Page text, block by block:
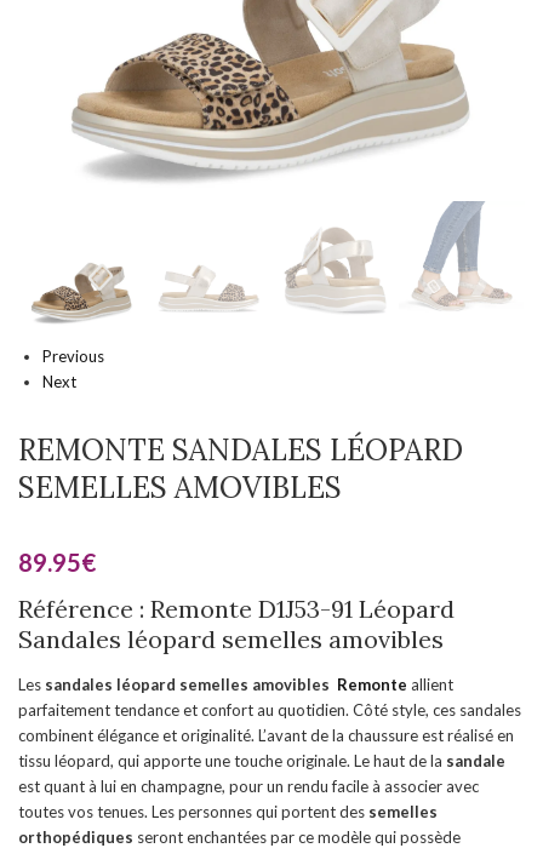
Previous
Next
REMONTE SANDALES LÉOPARD
SEMELLES AMOVIBLES
89.95€
Référence : Remonte D1J53-91 Léopard
Sandales léopard semelles amovibles
Les sandales léopard semelles amovibles Remonte allient
parfaitement tendance et confort au quotidien. Côté style, ces sandales
combinent élégance et originalité. L’avant de la chaussure est réalisé en
tissu léopard, qui apporte une touche originale. Le haut de la sandale
est quant à lui en champagne, pour un rendu facile à associer avec
toutes vos tenues. Les personnes qui portent des semelles
orthopédiques seront enchantées par ce modèle qui possède